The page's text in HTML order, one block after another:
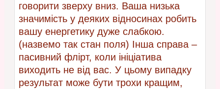
говорити зверху вниз. Ваша низька
значимість у деяких відносинах робить
вашу енергетику дуже слабкою.
(назвемо так стан поля) Інша справа –
пасивний флірт, коли ініціатива
виходить не від вас. У цьому випадку
результат може бути трохи кращим,